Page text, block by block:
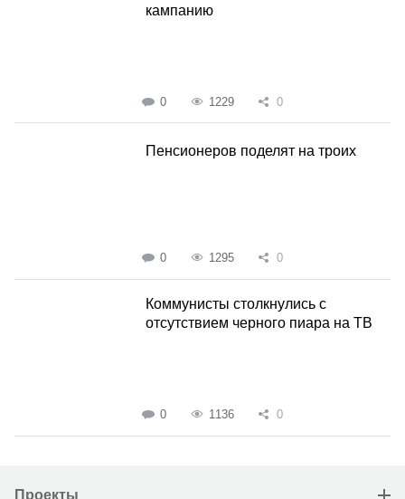
кампанию
0 1229 0
Пенсионеров поделят на троих
0 1295 0
Коммунисты столкнулись с
отсутствием черного пиара на ТВ
0 1136 0
Проекты